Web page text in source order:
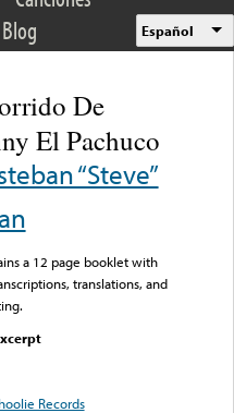
Blog Español
De
El Pachuco
“Steve”
a 12 page booklet with
translations, and
Records